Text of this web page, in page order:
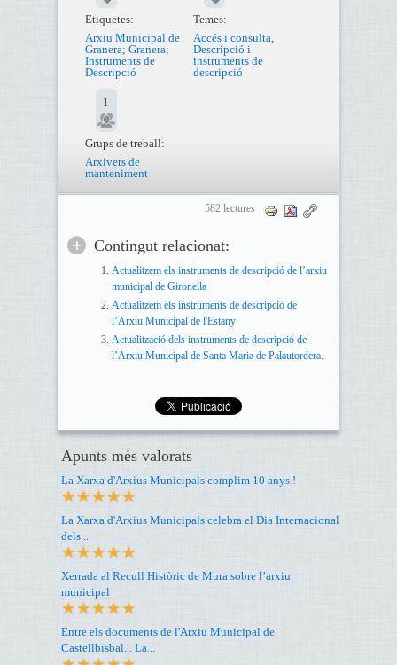
Etiquetes:
Arxiu Municipal de
Granera; Granera;
Instruments de
Descripció
Temes:
Accés i consulta,
Descripció i
instruments de
descripció
1
Grups de treball:
Arxivers de
manteniment
582 lectures
Contingut relacionat:
Actualitzem els instruments de descripció de l’arxiu
municipal de Gironella
Actualitzem els instruments de descripció de
l’Arxiu Municipal de l'Estany
Actualització dels instruments de descripció de
l’Arxiu Municipal de Santa Maria de Palautordera.
Apunts més valorats
La Xarxa d'Arxius Municipals complim 10 anys !
La Xarxa d'Arxius Municipals celebra el Dia Internacional
dels...
Xerrada al Recull Històric de Mura sobre l’arxiu
municipal
Entre els documents de l'Arxiu Municipal de
Castellbisbal... La...